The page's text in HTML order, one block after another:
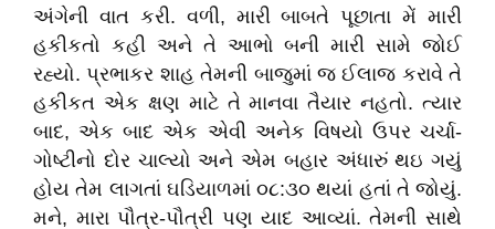
અંગેની વાત કરી. વળી, મારી બાબતે પૂછાતા મેં મારી
હકીકતો કહી અને તે આભો બની મારી સામે જોઈ
રહ્યો. પ્રભાકર શાહ તેમની બાજુમાં જ ઈલાજ કરાવે તે
હકીકત એક ક્ષણ માટે તે માનવા તૈયાર નહતો. ત્યાર
બાદ, એક બાદ એક એવી અનેક વિષયો ઉપર ચર્ચા-
ગોષ્ટીનો દોર ચાલ્યો અને એમ બહાર અંધારું થઇ ગયું
હોય તેમ લાગતાં ઘડિયાળમાં ૦૮:૩૦ થયાં હતાં તે જોયું.
મને, મારા પૌત્ર-પૌત્રી પણ યાદ આવ્યાં. તેમની સાથે